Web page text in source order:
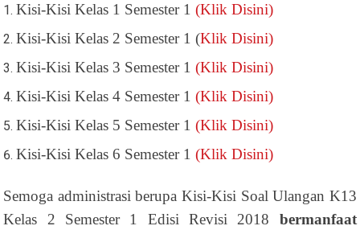
Kisi-Kisi Kelas 1 Semester 1(Klik Disini)
Kisi-Kisi Kelas 2 Semester 1 (Klik Disini)
Kisi-Kisi Kelas 3 Semester 1(Klik Disini)
Kisi-Kisi Kelas 4 Semester 1(Klik Disini)
Kisi-Kisi Kelas 5 Semester 1(Klik Disini)
Kisi-Kisi Kelas 6 Semester 1(Klik Disini)
Semoga administrasi berupa Kisi-Kisi Soal Ulangan K13
Kelas 2 Semester 1 Edisi Revisi 2018 bermanfaat